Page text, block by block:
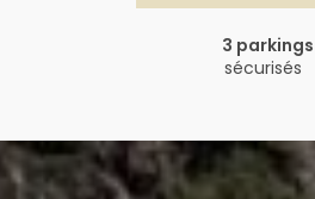
3 parkings
sécurisés